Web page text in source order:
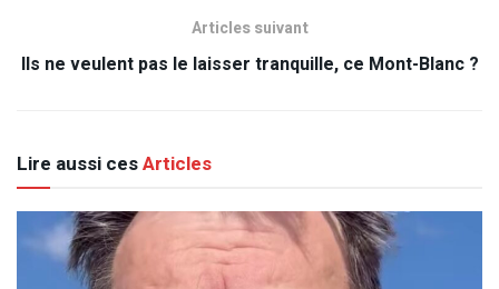
Articles suivant
Ils ne veulent pas le laisser tranquille, ce Mont-Blanc ?
Lire aussi cesArticles